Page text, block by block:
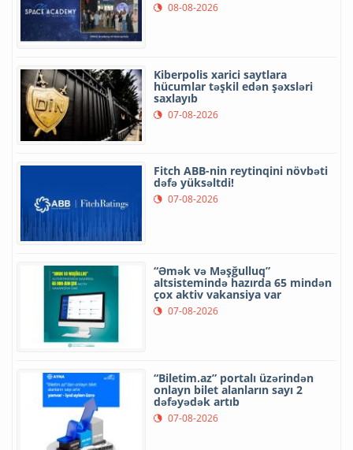
08-08-2026
Kiberpolis xarici saytlara
hücumlar təşkil edən şəxsləri
saxlayıb
07-08-2026
Fitch ABB-nin reytinqini növbəti
dəfə yüksəltdi!
07-08-2026
“Əmək və Məşğulluq”
altsistemində hazırda 65 mindən
çox aktiv vakansiya var
07-08-2026
“Biletim.az” portalı üzərindən
onlayn bilet alanların sayı 2
dəfəyədək artıb
07-08-2026